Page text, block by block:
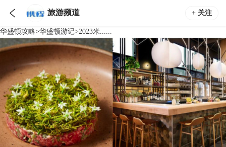
 旅游频道 + 关注
华盛顿攻略>华盛顿游记>2023米......